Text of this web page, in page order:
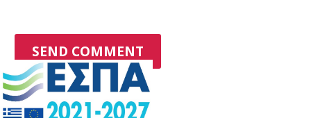
SEND COMMENT
Alternative: